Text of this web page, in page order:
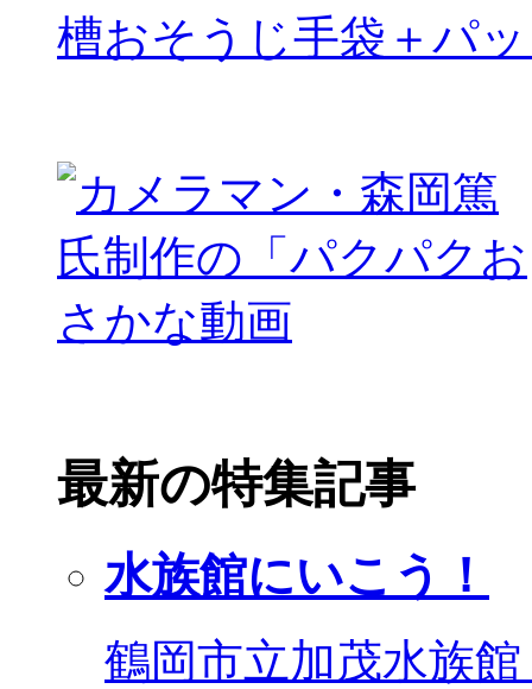
槽おそうじ手袋＋パ
最新の特集記事
水族館にいこう！
鶴岡市立加茂水族